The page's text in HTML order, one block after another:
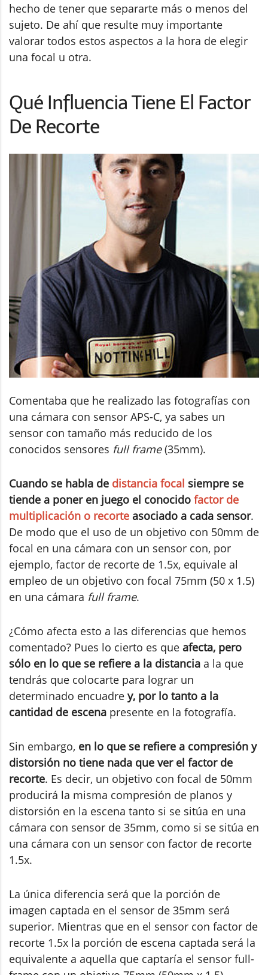
hecho de tener que separarte más o menos del
sujeto. De ahí que resulte muy importante
valorar todos estos aspectos a la hora de elegir
una focal u otra.
Qué Influencia Tiene El Factor
De Recorte
Comentaba que he realizado las fotografías con
una cámara con sensor APS-C, ya sabes un
sensor con tamaño más reducido de los
conocidos sensores full frame(35mm).
Cuando se habla de distancia focal siempre se
tiende a poner en juego el conocido factor de
multiplicación o recorte asociado a cada sensor.
De modo que el uso de un objetivo con 50mm de
focal en una cámara con un sensor con, por
ejemplo, factor de recorte de 1.5x, equivale al
empleo de un objetivo con focal 75mm (50 x 1.5)
en una cámara full frame.
¿Cómo afecta esto a las diferencias que hemos
comentado? Pues lo cierto es que afecta, pero
sólo en lo que se refiere a la distancia a la que
tendrás que colocarte para lograr un
determinado encuadre y, por lo tanto a la
cantidad de escena presente en la fotografía.
Sin embargo, en lo que se refiere a compresión y
distorsión no tiene nada que ver el factor de
recorte. Es decir, un objetivo con focal de 50mm
producirá la misma compresión de planos y
distorsión en la escena tanto si se sitúa en una
cámara con sensor de 35mm, como si se sitúa en
una cámara con un sensor con factor de recorte
1.5x.
La única diferencia será que la porción de
imagen captada en el sensor de 35mm será
superior. Mientras que en el sensor con factor de
recorte 1.5x la porción de escena captada será la
equivalente a aquella que captaría el sensor full-